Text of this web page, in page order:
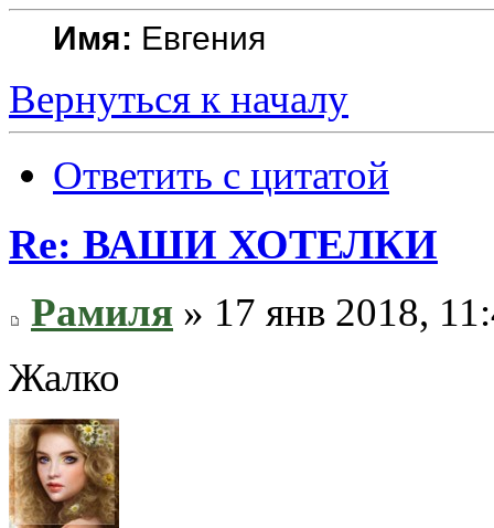
Имя: Евгения
Вернуться к началу
Ответить с цитатой
Re: ВАШИ ХОТЕЛКИ
Рамиля » 17 янв 2018,
Жалко